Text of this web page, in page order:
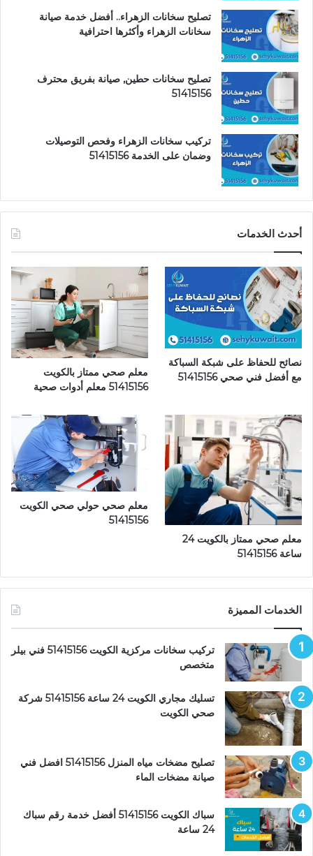
تصليح سخانات الزهراء.. أفضل خدمة صيانة
سخانات الزهراء وأكثرها احترافية
تصليح سخانات حطين, صيانة بفريق محترف
51415156
تركيب سخانات الزهراء وفحص التوصيلات
وضمان على الخدمة 51415156
أحدث الخدمات
نصائح للحفاظ على شبكة السباكة
مع أفضل فني صحي 51415156
معلم صحي ممتاز بالكويت
51415156 معلم أدوات صحية
معلم صحي ممتاز بالكويت 24
ساعة 51415156
معلم صحي حولي صحي الكويت
51415156
الخدمات المميزة
تركيب سخانات مركزية الكويت 51415156 فني بيلر
متخصص
تسليك مجاري الكويت 24 ساعة 51415156 شركة
صحي الكويت
تصليح مضخات مياه المنزل 51415156 افضل فني
صيانة مضخات الماء
سباك الكويت 51415156 أفضل خدمة رقم سباك
24 ساعة